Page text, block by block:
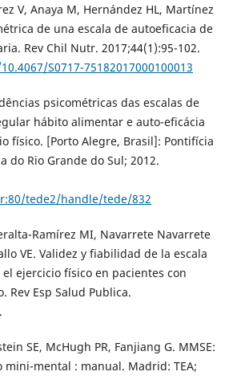
V, Anaya M, Hernández HL, Martínez
de una escala de autoeficacia de
Rev Chil Nutr. 2017;44(1):95-102.
S0717-75182017000100013
psicométricas das escalas de
hábito alimentar e auto-eficácia
físico. [Porto Alegre, Brasil]: Pontifícia
do Rio Grande do Sul; 2012.
tede2/handle/tede/832
Ramírez MI, Navarrete Navarrete
VE. Validez y fiabilidad de la escala
ejercicio físico en pacientes con
Rev Esp Salud Publica.
SE, McHugh PR, Fanjiang G. MMSE:
mini-mental : manual. Madrid: TEA;